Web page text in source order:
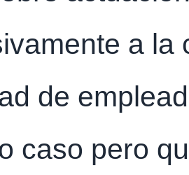
a la
de
caso pero